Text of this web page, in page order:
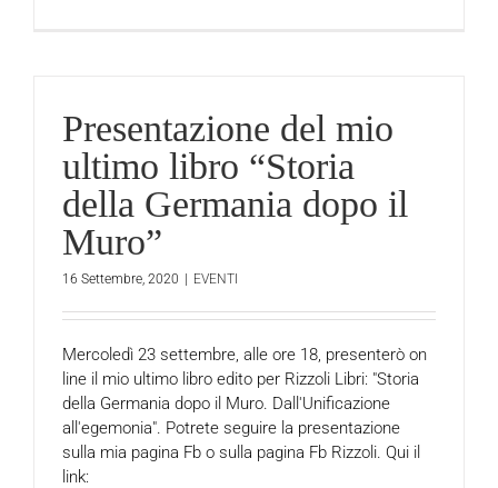
Presentazione del mio
ultimo libro “Storia
della Germania dopo il
Muro”
16 Settembre, 2020 | EVENTI
Mercoledì 23 settembre, alle ore 18, presenterò on
line il mio ultimo libro edito per Rizzoli Libri: "Storia
della Germania dopo il Muro. Dall'Unificazione
all'egemonia". Potrete seguire la presentazione
sulla mia pagina Fb o sulla pagina Fb Rizzoli. Qui il
link: